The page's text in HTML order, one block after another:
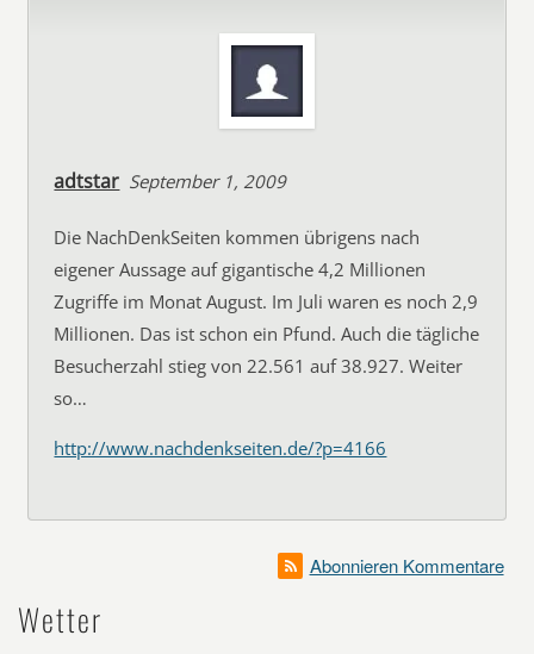
adtstar September 1, 2009
Die NachDenkSeiten kommen übrigens nach
eigener Aussage auf gigantische 4,2 Millionen
Zugriffe im Monat August. Im Juli waren es noch 2,9
Millionen. Das ist schon ein Pfund. Auch die tägliche
Besucherzahl stieg von 22.561 auf 38.927. Weiter
so…
http://www.nachdenkseiten.de/?p=4166
Abonnieren Kommentare
Wetter